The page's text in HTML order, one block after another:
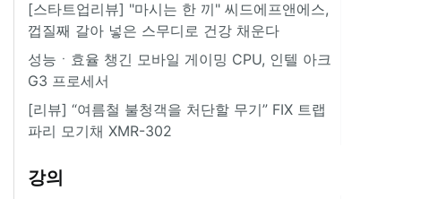
[스타트업리뷰] "마시는 한 끼" 씨드에프앤에스,
껍질째 갈아 넣은 스무디로 건강 채운다
성능ㆍ효율 챙긴 모바일 게이밍 CPU, 인텔 아크
G3 프로세서
[리뷰] “여름철 불청객을 처단할 무기” FIX 트랩
파리 모기채 XMR-302
강의